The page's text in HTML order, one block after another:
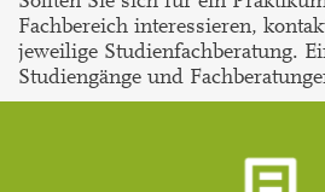
Fachbereich interessieren,
jeweilige Studienfachberatung.
Studiengänge und